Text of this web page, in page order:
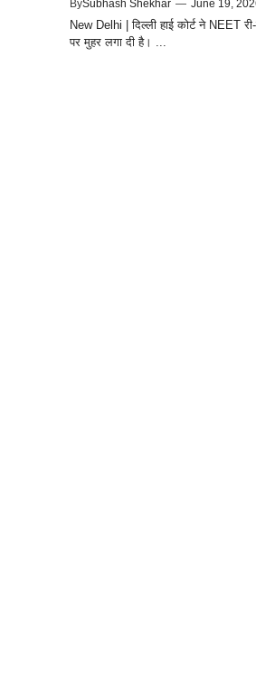
BySubhash Shekhar — June 19,
New Delhi | दिल्ली हाई कोर्ट ने
पर मुहर लगा दी है। ...